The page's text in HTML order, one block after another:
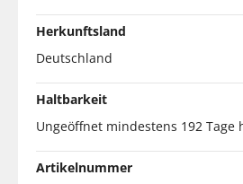
Herkunftsland
Deutschland
Haltbarkeit
Ungeöffnet mindestens 192 Tage
Artikelnummer